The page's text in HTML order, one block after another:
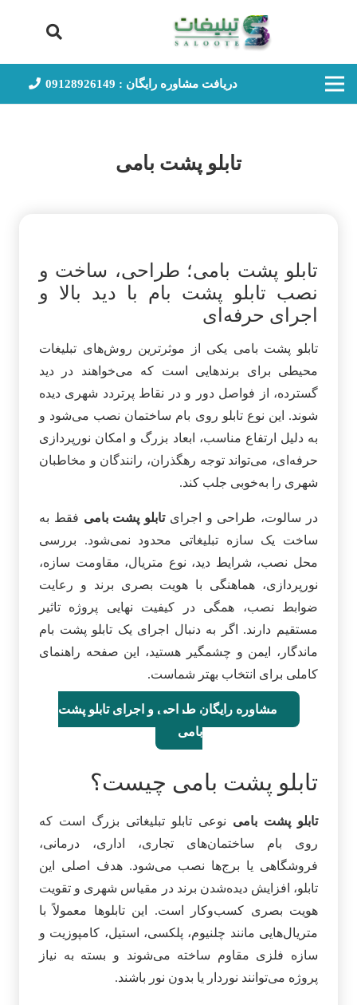
دریافت مشاوره رایگان : 09128926149
تابلو پشت بامی
تابلو پشت بامی؛ طراحی، ساخت و
نصب تابلو پشت بام با دید بالا و
اجرای حرفه‌ای
تابلو پشت بامی یکی از موثرترین روش‌های تبلیغات
محیطی برای برندهایی است که می‌خواهند در دید
گسترده، از فواصل دور و در نقاط پرتردد شهری دیده
شوند. این نوع تابلو روی بام ساختمان نصب می‌شود و
به دلیل ارتفاع مناسب، ابعاد بزرگ و امکان نورپردازی
حرفه‌ای، می‌تواند توجه رهگذران، رانندگان و مخاطبان
شهری را به‌خوبی جلب کند.
در سالوت، طراحی و اجرایتابلو پشت بامی فقط به
ساخت یک سازه تبلیغاتی محدود نمی‌شود. بررسی
محل نصب، شرایط دید، نوع متریال، مقاومت سازه،
نورپردازی، هماهنگی با هویت بصری برند و رعایت
ضوابط نصب، همگی در کیفیت نهایی پروژه تاثیر
مستقیم دارند. اگر به دنبال اجرای یک تابلو پشت بام
ماندگار، ایمن و چشمگیر هستید، این صفحه راهنمای
کاملی برای انتخاب بهتر شماست.
مشاوره رایگان طراحی و اجرای تابلو پشت
بامی
تابلو پشت بامی چیست؟
تابلو پشت بامی نوعی تابلو تبلیغاتی بزرگ است که
روی بام ساختمان‌های تجاری، اداری، درمانی،
فروشگاهی یا برج‌ها نصب می‌شود. هدف اصلی این
تابلو، افزایش دیده‌شدن برند در مقیاس شهری و تقویت
هویت بصری کسب‌وکار است. این تابلوها معمولاً با
متریال‌هایی مانند چلنیوم، پلکسی، استیل، کامپوزیت و
سازه فلزی مقاوم ساخته می‌شوند و بسته به نیاز
پروژه می‌توانند نوردار یا بدون نور باشند.